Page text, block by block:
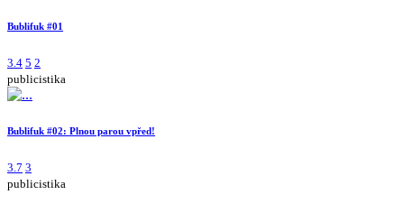
Bublifuk #01
3.4 5 2
publicistika
Bublifuk #02: Plnou parou vpřed!
3.7 3
publicistika